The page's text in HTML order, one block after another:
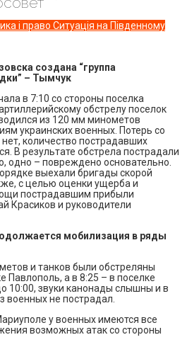
і право Ситуація на Південному
создана “группа
– Тымчук
в 7:10 со стороны поселка
обстрелу поселок
из 120 мм минометов
украинских военных. Потерь со
количество пострадавших
В результате обстрела пострадали
одно – повреждено основательно.
выехали бригады скорой
с целью оценки ущерба и
пострадавшим прибыли
Красиков и руководители
мобилизация в ряды
и танков были обстреляны
Павлополь, а в 8:25 – в поселке
10:00, звуки канонады слышны и в
военных не пострадал.
у военных имеются все
возможных атак со стороны